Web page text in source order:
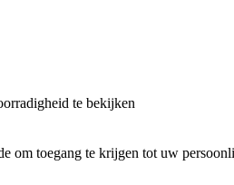
te bekijken
om toegang te krijgen tot uw